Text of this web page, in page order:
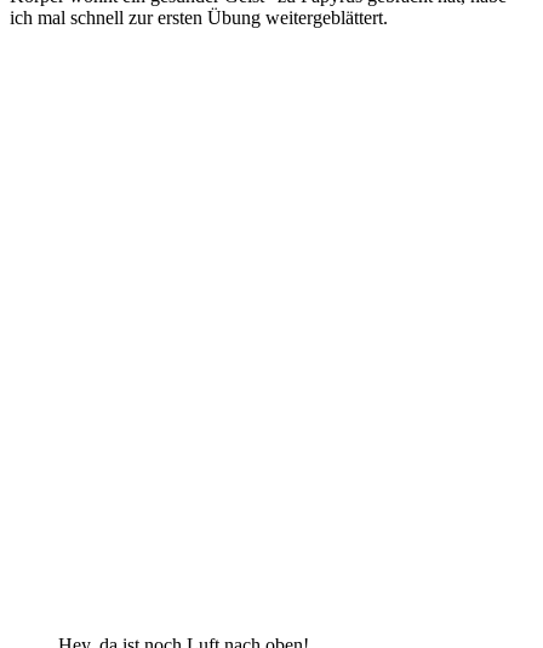
ich mal schnell zur ersten Übung weitergeblättert.